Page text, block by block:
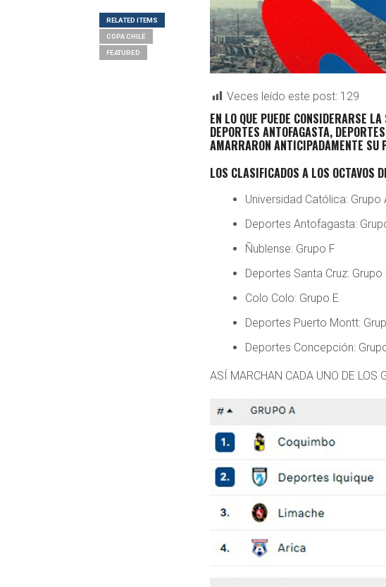
Veces leído este post: 129
EN LO QUE PUEDE CONSIDERARSE
DEPORTES ANTOFAGASTA,
AMARRARON ANTICIPADAMENTE SU
LOS CLASIFICADOS A LOS OCTAVOS
Universidad Católica: Grupo
Deportes Antofagasta:
Ñublense: Grupo F
Deportes Santa Cruz: Grupo
Colo Colo: Grupo E
Deportes Puerto Montt:
Deportes Concepción:
ASÍ MARCHAN CADA UNO DE LOS
RELATED ITEMS
COPA CHILE
FEATURED